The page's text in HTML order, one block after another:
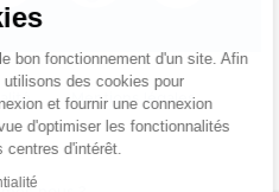
bon fonctionnement d'un site. Afin
utilisons des cookies pour
et fournir une connexion
d'optimiser les fonctionnalités
centres d'intérêt.
Mentions légales